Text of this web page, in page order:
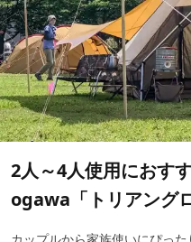
2人～4人使用におす
ogawa「トリアング